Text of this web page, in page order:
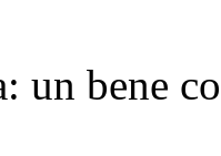
un bene